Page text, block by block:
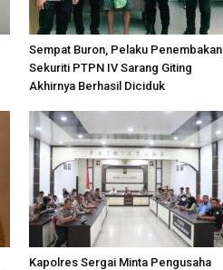
Sempat Buron, Pelaku Penembakan
Sekuriti PTPN IV Sarang Giting
Akhirnya Berhasil Diciduk
Kapolres Sergai Minta Pengusaha